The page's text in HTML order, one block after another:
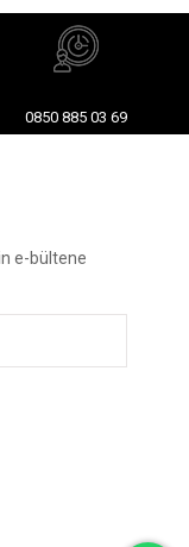
0850 885 03 69
e-bültene